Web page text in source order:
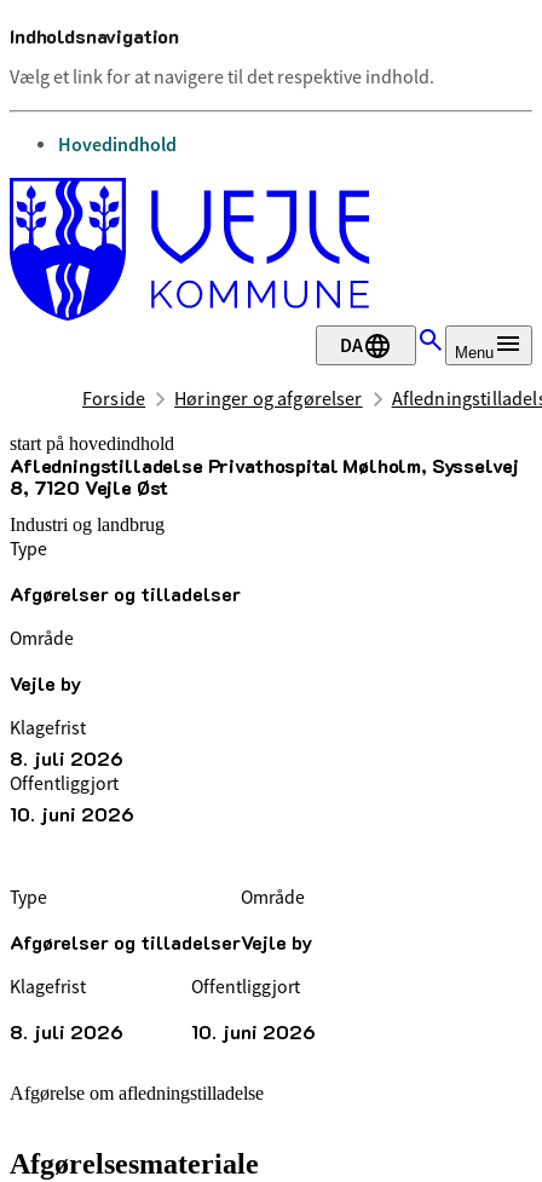
Indholdsnavigation
Vælg et link for at navigere til det respektive indhold.
gå til
Hovedindhold
DA Menu
Forside Høringer og afgørelser
start på hovedindhold
Afledningstilladelse Privathospital Mølholm, Sysselvej
8, 7120 Vejle Øst
senest opdateret 10. juni 2026
Industri og landbrug
Type
Afgørelser og tilladelser
Område
Vejle by
Klagefrist
8. juli 2026
Offentliggjort
10. juni 2026
Type
Afgørelser og tilladelser
Område
Vejle by
Klagefrist
8. juli 2026
Offentliggjort
10. juni 2026
Afgørelse om afledningstilladelse
Afgørelsesmateriale